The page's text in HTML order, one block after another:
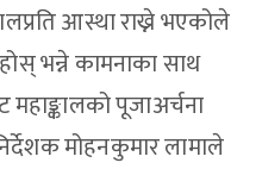
आस्था राख्ने भएकोले
भन्ने कामनाका साथ
महाङ्कालको पूजाअर्चना
मोहनकुमार लामाले